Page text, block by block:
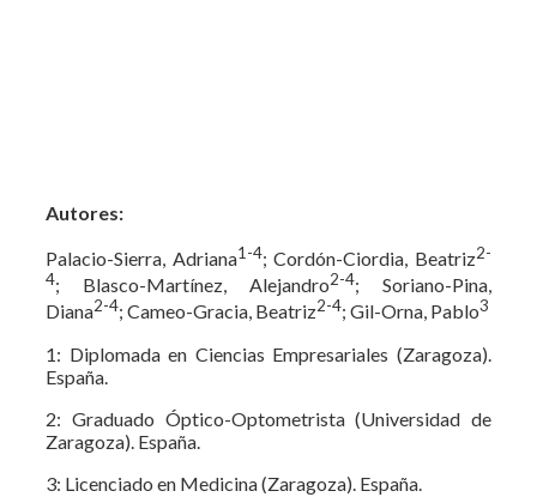
Autores:
Palacio-Sierra, Adriana1-4; Cordón-Ciordia, Beatriz2-
4; Blasco-Martínez, Alejandro2-4; Soriano-Pina,
Diana2-4; Cameo-Gracia, Beatriz2-4; Gil-Orna, Pablo3
1: Diplomada en Ciencias Empresariales (Zaragoza).
España.
2: Graduado Óptico-Optometrista (Universidad de
Zaragoza). España.
3: Licenciado en Medicina (Zaragoza). España.